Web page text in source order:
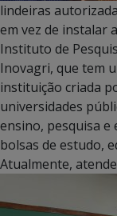
lindeiras
em vez de instalar
Instituto de
Inovagri, que tem
instituição criada
universidades
ensino, pesquisa e
bolsas de estudo,
Atualmente,